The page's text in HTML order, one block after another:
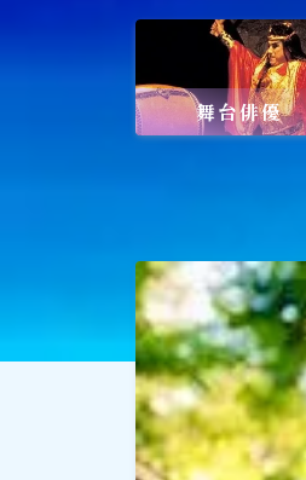
文化・芸術活動
社会貢献 社会
スポーツ
メディア・ネッ
深見東州 (半田
舞台俳優